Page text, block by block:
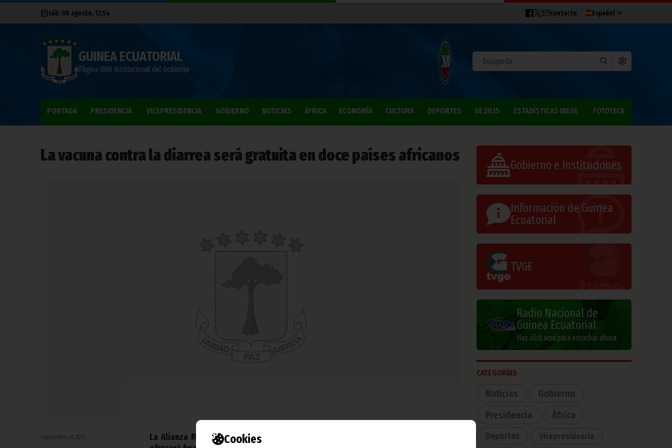
Cookies
sáb. 08 agosto, 12:54 contacto Español
GUINEA ECUATORIAL
Página Web Institucional del Gobierno
PORTADA PRESIDENCIA VICEPRESIDENCIA GOBIERNO NOTICIAS ÁFRICA ECONOMÍA CULTURA DEPORTES GE 2035 ESTADÍSTICAS INEGE FOTOTECA
La vacuna contra la diarrea será gratuita en doce países africanos
septiembre 29, 2011
La Alianza Mundial para Vacunas e Inmunización ha anunciado desde Ginebra que
Gobierno e Instituciones
Información de Guinea
Ecuatorial
TVGE
Radio Nacional de
Guinea Ecuatorial
Haz click aquí para escuchar ahora
CATEGORÍAS
Noticias
Gobierno
Presidencia
África
Deportes Vicepresidencia